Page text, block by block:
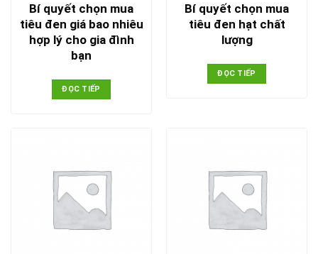
Bí quyết chọn mua
tiêu đen giá bao nhiêu
hợp lý cho gia đình
bạn
ĐỌC TIẾP
Bí quyết chọn mua
tiêu đen hạt chất
lượng
ĐỌC TIẾP